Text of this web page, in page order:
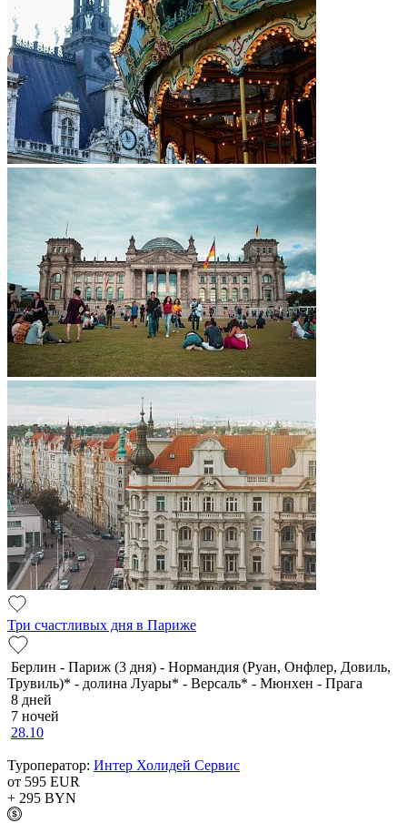
Три счастливых дня в Париже
Берлин - Париж (3 дня) - Нормандия (Руан, Онфлер, Довиль,
Трувиль)* - долина Луары* - Версаль* - Мюнхен - Прага
8 дней
7 ночей
28.10
Туроператор: Интер Холидей Сервис
от 595 EUR
+ 295 BYN